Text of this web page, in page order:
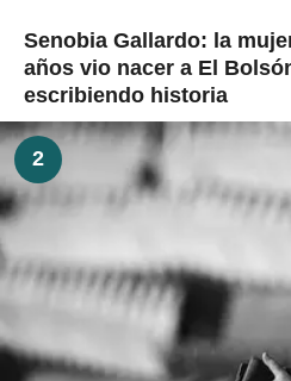
Senobia Gallardo: la
años vio nacer a El
escribiendo historia
2